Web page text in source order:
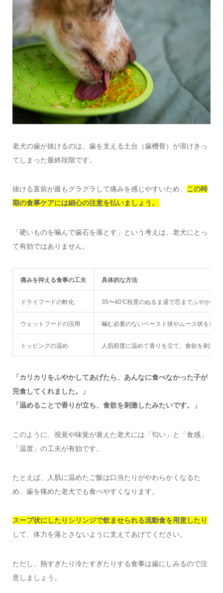
老犬の歯が抜けるのは、歯を支える土台（歯槽骨）が溶けきっ
てしまった最終段階です。
抜ける直前が最もグラグラして痛みを感じやすいため、 この時
期の食事ケアには細心の注意を払いましょう。
「硬いものを噛んで歯石を落とす」という考えは、老犬にとっ
て有効ではありません。
痛みを抑える食事の工夫 具体的な方法
ドライフードの軟化 35〜40℃程度のぬるま湯で芯までふやかす
ウェットフードの活用 噛む必要のないペースト状やムース状を選ぶ
トッピングの温め 人肌程度に温めて香りを立て、食欲を刺激す
「カリカリをふやかしてあげたら、あんなに食べなかった子が
完食してくれました。」
「温めることで香りが立ち、食欲を刺激したみたいです。」
このように、視覚や味覚が衰えた老犬には「匂い」と「食感」
「温度」の工夫が有効です。
たとえば、人肌に温めたご飯は口当たりがやわらかくなるた
め、歯を痛めた老犬でも食べやすくなります。
スープ状にしたりシリンジで飲ませられる流動食を用意したり
して、体力を落とさないように支えてあげてください。
ただし、熱すぎたり冷たすぎたりする食事は歯にしみるので注
意しましょう。